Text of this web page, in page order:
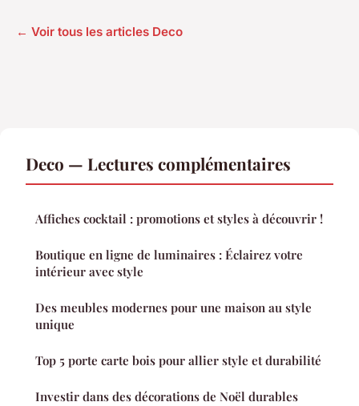
← Voir tous les articles Deco
Deco — Lectures complémentaires
Affiches cocktail : promotions et styles à découvrir !
Boutique en ligne de luminaires : Éclairez votre
intérieur avec style
Des meubles modernes pour une maison au style
unique
Top 5 porte carte bois pour allier style et durabilité
Investir dans des décorations de Noël durables